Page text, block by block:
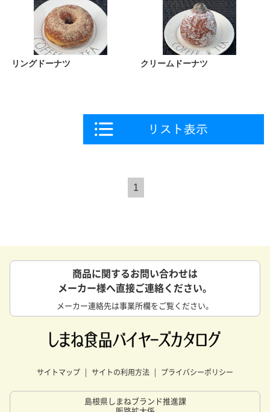
リングドーナツ クリームドーナツ
1
商品に関するお問い合わせは
メーカー様へ直接ご連絡ください。
メーカー連絡先は事業所欄をご覧ください。
サイトマップ サイトの利用方法 プライバシーポリシー
島根県しまねブランド推進課